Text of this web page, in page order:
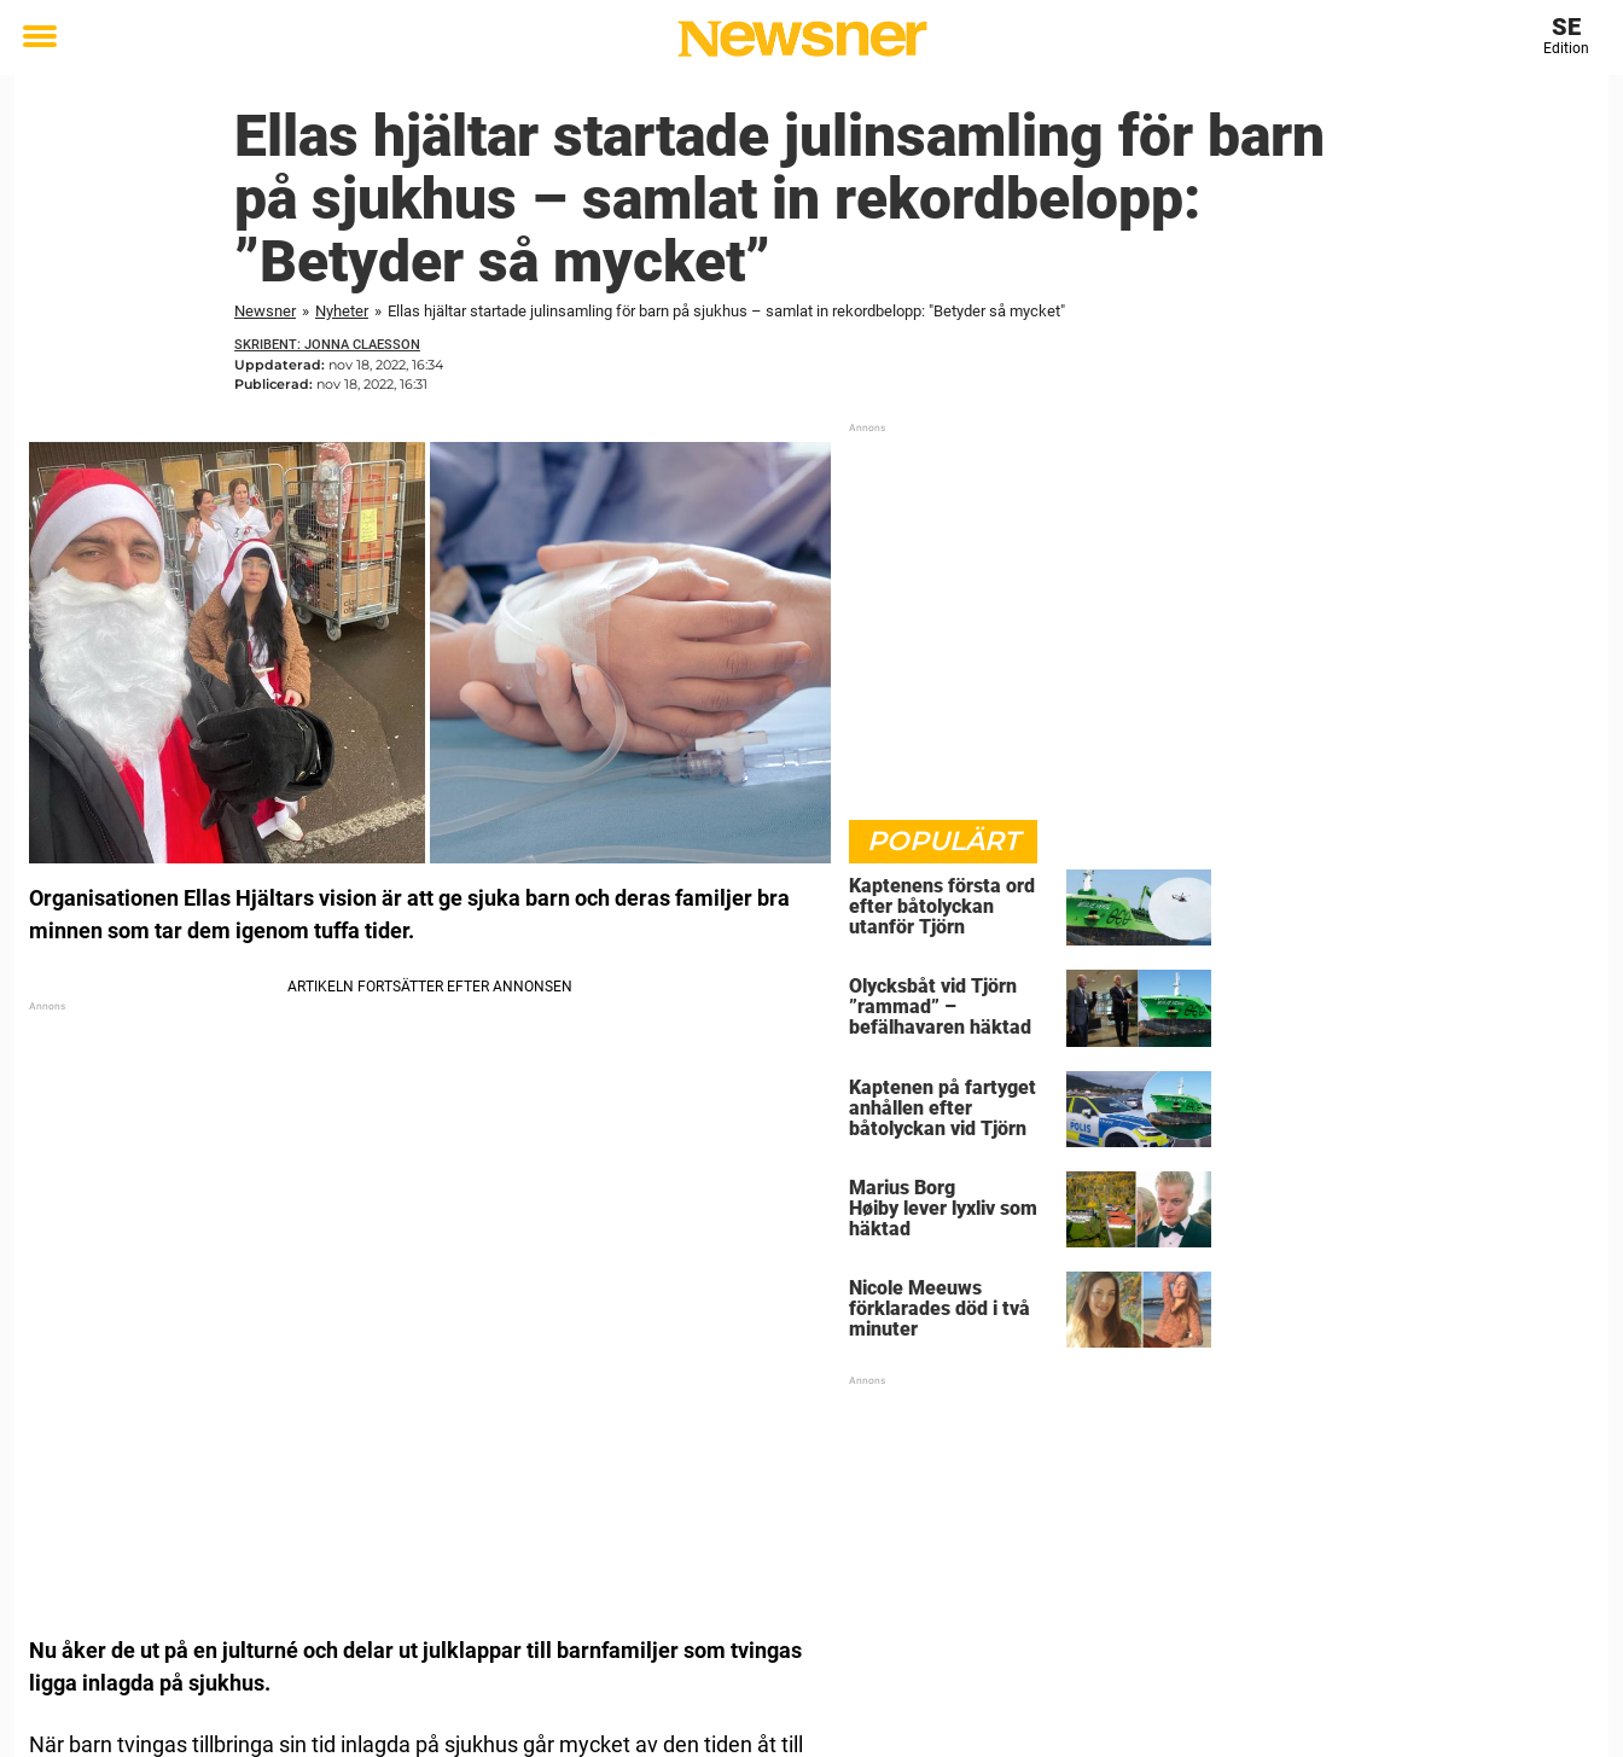
Toggle
SE
Edition
Ellas hjältar startade julinsamling för barn
på sjukhus – samlat in rekordbelopp:
”Betyder så mycket”
Newsner » Nyheter » Ellas hjältar startade julinsamling för barn på sjukhus – samlat in rekordbelopp: "Betyder så mycket"
SKRIBENT: JONNA CLAESSON
Uppdaterad: nov 18, 2022, 16:34
Publicerad: nov 18, 2022, 16:31
Organisationen Ellas Hjältars vision är att ge sjuka barn och deras familjer bra
minnen som tar dem igenom tuffa tider.
Nu åker de ut på en julturné och delar ut julklappar till barnfamiljer som tvingas
ligga inlagda på sjukhus.
När barn tvingas tillbringa sin tid inlagda på sjukhus går mycket av den tiden åt till
POPULÄRT
Kaptenens första ord
efter båtolyckan
utanför Tjörn
Olycksbåt vid Tjörn
”rammad” –
befälhavaren häktad
Kaptenen på fartyget
anhållen efter
båtolyckan vid Tjörn
Marius Borg
Høiby lever lyxliv som
häktad
Nicole Meeuws
förklarades död i två
minuter